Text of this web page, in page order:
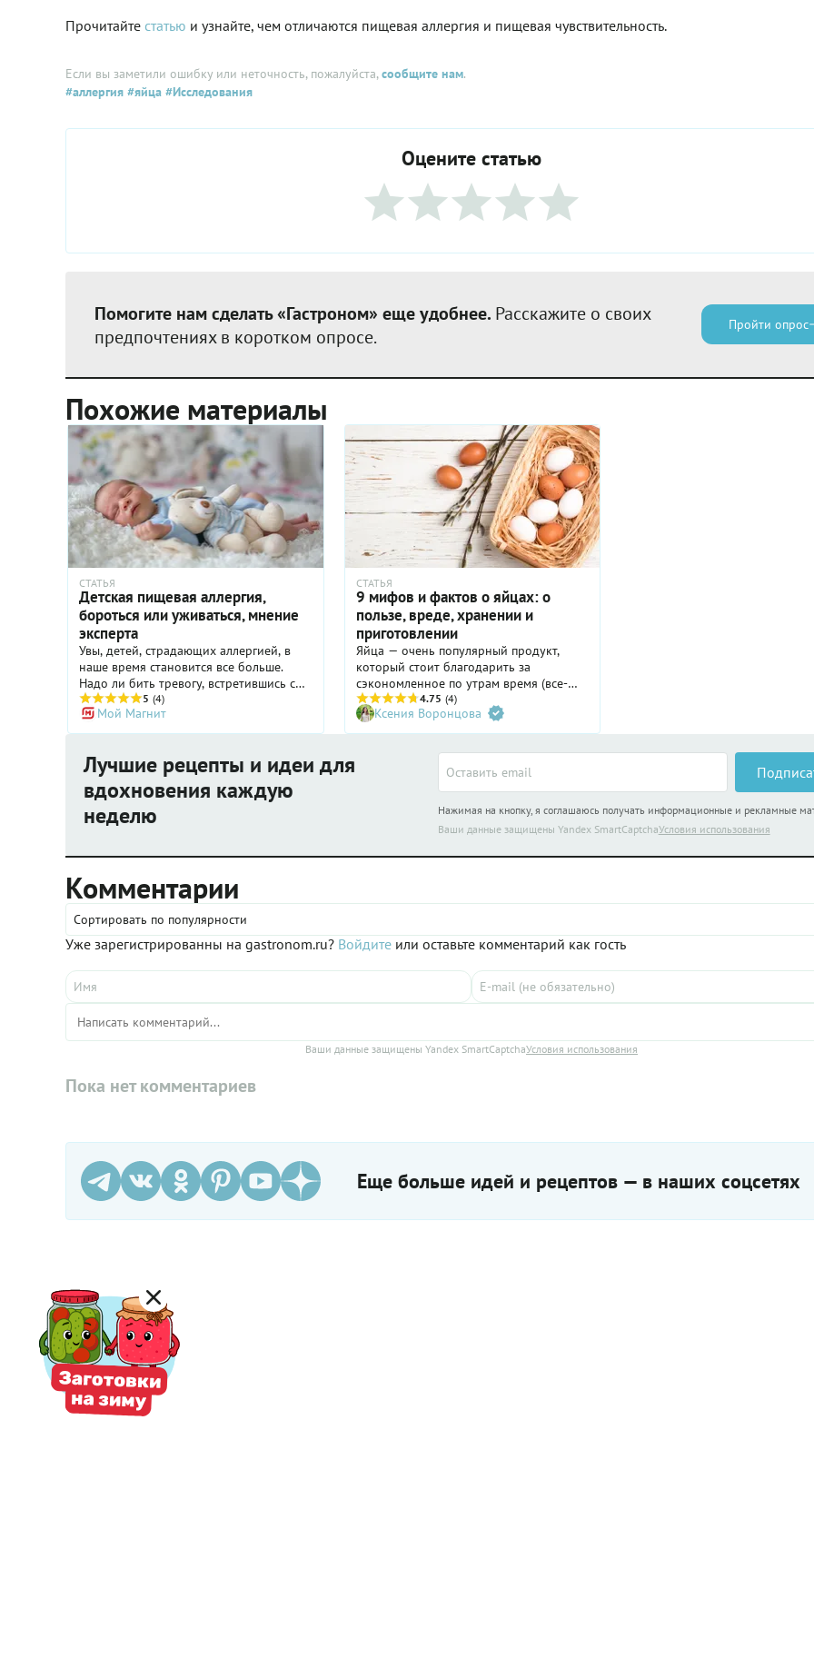
Прочитайте статью и узнайте, чем отличаются пищевая аллергия и пищевая чувствительность.
Если вы заметили ошибку или неточность, пожалуйста,сообщите нам.
#аллергия #яйца #Исследования
Оцените статью
Помогите нам сделать «Гастроном» еще удобнее. Расскажите о своих
предпочтениях в коротком опросе.
Пройти опрос
Похожие материалы
СТАТЬЯ
Детская пищевая аллергия,
бороться или уживаться, мнение
эксперта
Увы, детей, страдающих аллергией, в
наше время становится все больше.
Надо ли бить тревогу, встретившись с
первыми проявлениями аллергии, и что
можно сделать, чтобы снизить риск ее
развития, разбираемся с Наирой
иммунологом клиники «Огни Олимпа».
5 (4)
Мой Магнит
СТАТЬЯ
9 мифов и фактов о яйцах: о
пользе, вреде, хранении и
приготовлении
Яйца — очень популярный продукт,
который стоит благодарить за
сэкономленное по утрам время (все-
таки приготовить омлет на завтрак —
действо не времязатратное). Однако
вокруг яиц по-прежнему существует
Разбираемся в самых
распространенных.
4.75 (4)
Ксения Воронцова
Лучшие рецепты и идеи для
вдохновения каждую
неделю
Нажимая на кнопку, я соглашаюсь получать информационные и рекламные
Ваши данные защищены Yandex SmartCaptchaУсловия использования
Комментарии
Сортировать по популярности
Уже зарегистрированны на gastronom.ru? Войдите или оставьте комментарий как гость
Ваши данные защищены Yandex SmartCaptchaУсловия использования
Пока нет комментариев
Еще больше идей и рецептов — в наших соцсетях